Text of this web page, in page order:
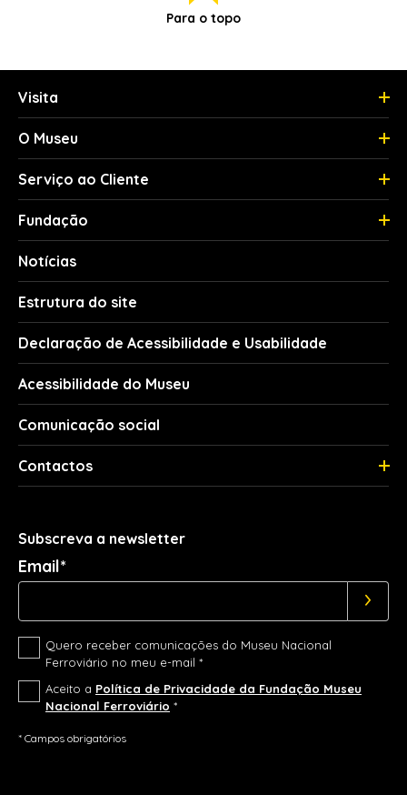
Para o topo
Visita
O Museu
Serviço ao Cliente
Fundação
Notícias
Estrutura do site
Declaração de Acessibilidade e Usabilidade
Acessibilidade do Museu
Comunicação social
Contactos
Subscreva a newsletter
Email*
Quero receber comunicações do Museu Nacional
Ferroviário no meu e-mail *
Aceito a Política de Privacidade da Fundação Museu
Nacional Ferroviário *
* Campos obrigatórios